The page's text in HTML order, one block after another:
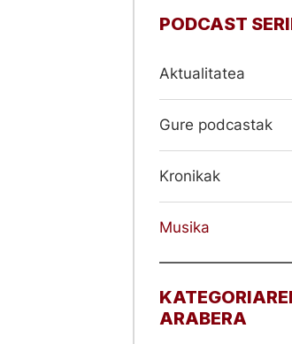
PODCAST
Aktualitatea
Gure podcastak
Kronikak
Musika
ARABERA